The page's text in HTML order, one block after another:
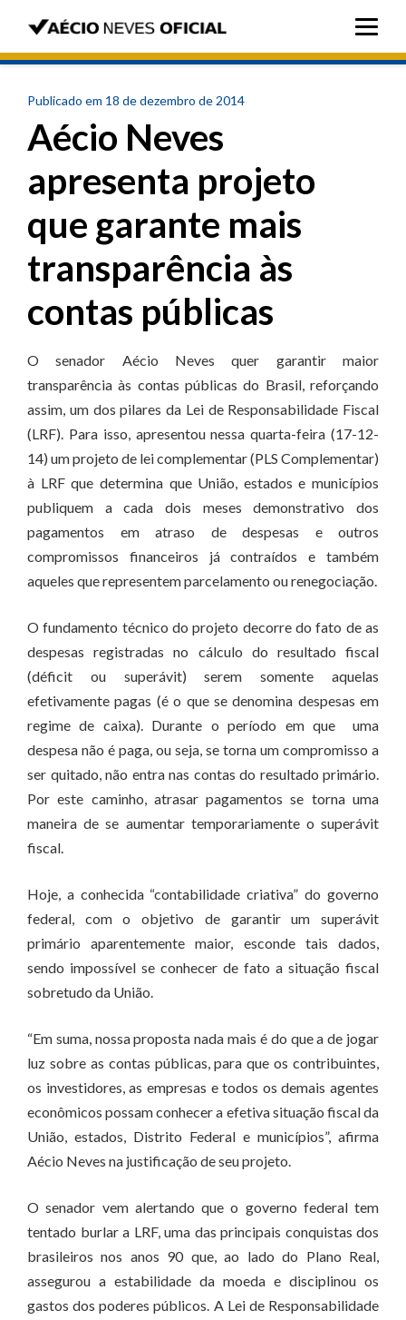
Publicado em 18 de dezembro de 2014
Aécio Neves
apresenta projeto
que garante mais
transparência às
contas públicas
O senador Aécio Neves quer garantir maior
transparência às contas públicas do Brasil, reforçando
assim, um dos pilares da Lei de Responsabilidade Fiscal
(LRF). Para isso, apresentou nessa quarta-feira (17-12-
14) um projeto de lei complementar (PLS Complementar)
à LRF que determina que União, estados e municípios
publiquem a cada dois meses demonstrativo dos
pagamentos em atraso de despesas e outros
compromissos financeiros já contraídos e também
aqueles que representem parcelamento ou renegociação.
O fundamento técnico do projeto decorre do fato de as
despesas registradas no cálculo do resultado fiscal
(déficit ou superávit) serem somente aquelas
efetivamente pagas (é o que se denomina despesas em
regime de caixa). Durante o período em que uma
despesa não é paga, ou seja, se torna um compromisso a
ser quitado, não entra nas contas do resultado primário.
Por este caminho, atrasar pagamentos se torna uma
maneira de se aumentar temporariamente o superávit
fiscal.
Hoje, a conhecida “contabilidade criativa” do governo
federal, com o objetivo de garantir um superávit
primário aparentemente maior, esconde tais dados,
sendo impossível se conhecer de fato a situação fiscal
sobretudo da União.
“Em suma, nossa proposta nada mais é do que a de jogar
luz sobre as contas públicas, para que os contribuintes,
os investidores, as empresas e todos os demais agentes
econômicos possam conhecer a efetiva situação fiscal da
União, estados, Distrito Federal e municípios”, afirma
Aécio Neves na justificação de seu projeto.
O senador vem alertando que o governo federal tem
tentado burlar a LRF, uma das principais conquistas dos
brasileiros nos anos 90 que, ao lado do Plano Real,
assegurou a estabilidade da moeda e disciplinou os
gastos dos poderes públicos. A Lei de Responsabilidade